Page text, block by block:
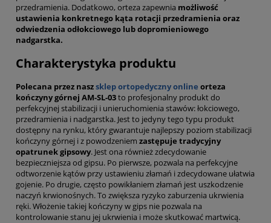
przedramienia. Dodatkowo, orteza zapewnia możliwość
ustawienia konkretnego kąta rotacji przedramienia oraz
odwiedzenia odłokciowego lub dopromieniowego
nadgarstka.
Charakterystyka produktu
Polecana przez naszsklep ortopedyczny online orteza
kończyny górnej AM-SL-03to profesjonalny produkt do
perfekcyjnej stabilizacji i unieruchomienia stawów: łokciowego,
przedramienia i nadgarstka. Jest to jedyny tego typu produkt
dostępny na rynku, który gwarantuje najlepszy poziom stabilizacji
kończyny górnej i z powodzeniem zastępuje tradycyjny
opatrunek gipsowy. Jest ona również zdecydowanie
bezpieczniejsza od gipsu. Po pierwsze, pozwala na perfekcyjne
odtworzenie kątów przy ustawieniu złamań i zdecydowane ułatwia
gojenie. Po drugie, często powikłaniem złamań jest uszkodzenie
naczyń krwionośnych. To zwiększa ryzyko zaburzenia ukrwienia
ręki. Włożenie takiej kończyny w gips nie pozwala na
kontrolowanie stanu jej ukrwienia i może skutkować martwicą.